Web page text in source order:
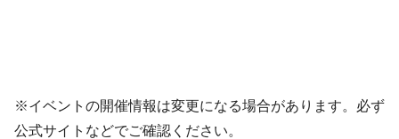
※イベントの開催情報は変更になる場合があります。必ず
公式サイトなどでご確認ください。